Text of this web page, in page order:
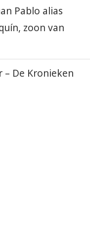
Pablo alias
zoon van
– De Kronieken